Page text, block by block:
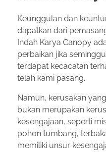
Keunggulan dan
dapatkan dari
Indah Karya Canopy
perbaikan jika
terdapat kecacatan
telah kami pasang.
Namun, kerusakan
bukan merupakan
kesengajaan, seperti
pohon tumbang,
memiliki unsur